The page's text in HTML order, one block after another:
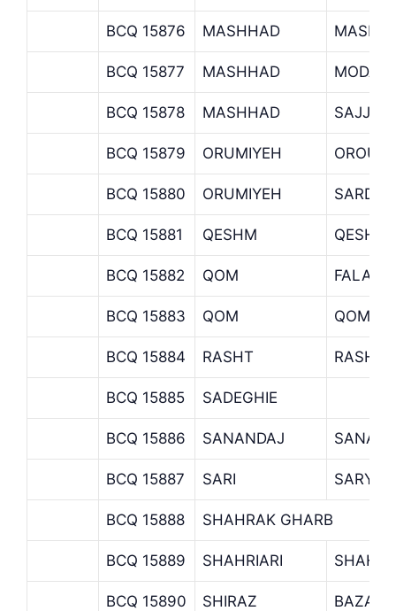
BCQ 15876 MASHHAD
BCQ 15877 MASHHAD
BCQ 15878 MASHHAD
BCQ 15879 ORUMIYEH
BCQ 15880 ORUMIYEH
BCQ 15881 QESHM QESHM
BCQ 15882 QOM
BCQ 15883 QOM QOM
BCQ 15884 RASHT RASHT
BCQ 15885 SADEGHIE
BCQ 15886 SANANDAJ
BCQ 15887 SARI SARY
BCQ 15888 SHAHRAK GHARB
BCQ 15889 SHAHRIARI
BCQ 15890 SHIRAZ BAZAR-